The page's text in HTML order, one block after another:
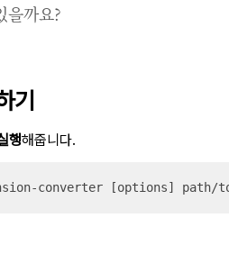
을까요?
기
행해줍니다.
converter [options] path/